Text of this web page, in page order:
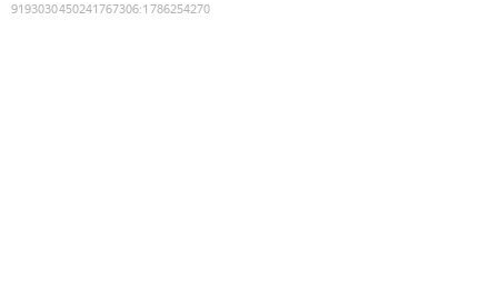
9193030450241767306:1786254270